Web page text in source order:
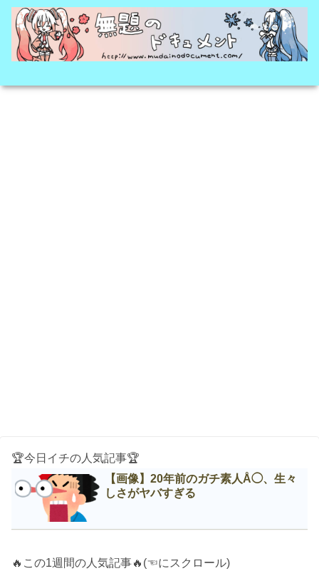
🏆今日イチの人気記事🏆
【画像】20年前のガチ素人Å◯、生々
しさがヤバすぎる
🔥この1週間の人気記事🔥(☜にスクロール)